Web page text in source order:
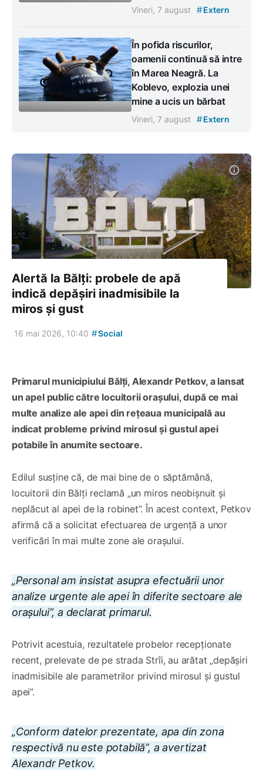
Vineri, 7 august #Extern
În pofida riscurilor,
oamenii continuă să intre
în Marea Neagră. La
Koblevo, explozia unei
mine a ucis un bărbat
Vineri, 7 august #Extern
Alertă la Bălți: probele de apă
indică depășiri inadmisibile la
miros și gust
16 mai 2026, 10:40 #Social
Primarul municipiului Bălți, Alexandr Petkov, a lansat
un apel public către locuitorii orașului, după ce mai
multe analize ale apei din rețeaua municipală au
indicat probleme privind mirosul și gustul apei
potabile în anumite sectoare.
Edilul susține că, de mai bine de o săptămână,
locuitorii din Bălți reclamă „un miros neobișnuit și
neplăcut al apei de la robinet”. În acest context, Petkov
afirmă că a solicitat efectuarea de urgență a unor
verificări în mai multe zone ale orașului.
„Personal am insistat asupra efectuării unor
analize urgente ale apei în diferite sectoare ale
orașului”, a declarat primarul.
Potrivit acestuia, rezultatele probelor recepționate
recent, prelevate de pe strada Strîi, au arătat „depășiri
inadmisibile ale parametrilor privind mirosul și gustul
apei”.
„Conform datelor prezentate, apa din zona
respectivă nu este potabilă”, a avertizat
Alexandr Petkov.